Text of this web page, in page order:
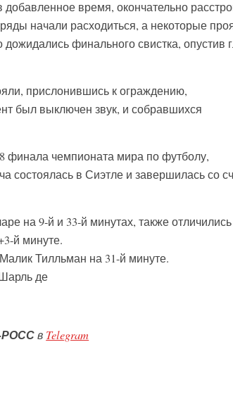
время, окончательно
начали расходиться, а некоторые
финального свистка, опустив
прислонившись к ограждению,
был выключен звук, и собравшихся
финала чемпионата мира по футболу,
в Сиэтле и завершилась со
на 9-й и 33-й минутах, также
й минуте.
Тилльман на 31-й минуте.
де
в Telegram